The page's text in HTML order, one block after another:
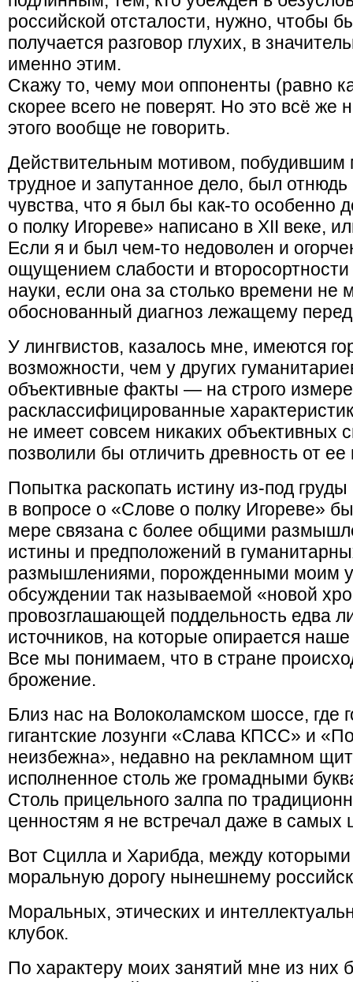
российской отсталости, нужно, чтобы
получается разговор глухих, в
именно этим.
Скажу то, чему мои оппоненты (равно
скорее всего не поверят. Но это всё же
этого вообще не говорить.
Действительным мотивом, побудившим
трудное и запутанное дело, был
чувства, что я был бы как-то особенно
о полку Игореве» написано в XII веке,
Если я и был чем-то недоволен и
ощущением слабости и
науки, если она за столько времени не
обоснованный диагноз лежащему перед
У лингвистов, казалось мне, имеются
возможности, чем у других
объективные факты — на строго
расклассифицированные
не имеет совсем никаких объективных
позволили бы отличить древность от
Попытка раскопать истину из-под
в вопросе о «Слове о полку Игореве»
мере связана с более общими
истины и предположений в
размышлениями, порожденными моим
обсуждении так называемой «новой
провозглашающей поддельность едва
источников, на которые опирается
Все мы понимаем, что в стране
брожение.
Близ нас на Волоколамском шоссе, где
гигантские лозунги «Слава КПСС» и
неизбежна», недавно на рекламном
исполненное столь же громадными
Столь прицельного залпа по
ценностям я не встречал даже в самых
Вот Сцилла и Харибда, между которыми
моральную дорогу нынешнему
Моральных, этических и
клубок.
По характеру моих занятий мне из них